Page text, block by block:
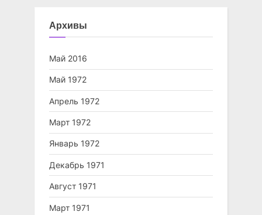
Архивы
Май 2016
Май 1972
Апрель 1972
Март 1972
Январь 1972
Декабрь 1971
Август 1971
Март 1971